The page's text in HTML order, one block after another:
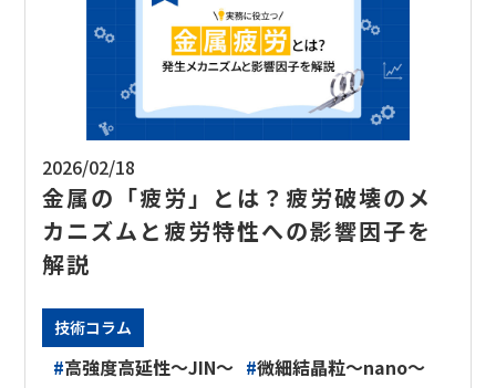
2026/02/18
金属の「疲労」とは？疲労破壊のメ
カニズムと疲労特性への影響因子を
解説
技術コラム
#高強度高延性～JIN～ #微細結晶粒～nano～